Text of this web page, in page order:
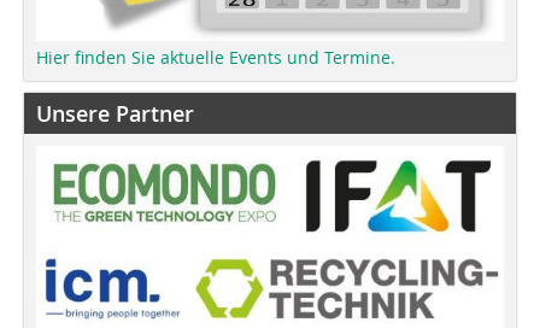
Hier finden Sie aktuelle Events und Termine.
Unsere Partner